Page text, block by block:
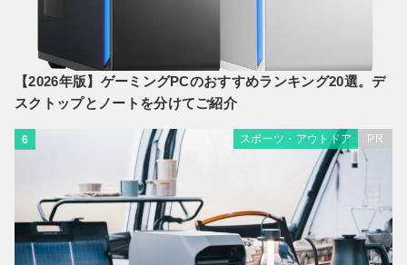
【2026年版】ゲーミングPCのおすすめランキング20選。デ
スクトップとノートを分けてご紹介
6 スポーツ・アウトドア PR